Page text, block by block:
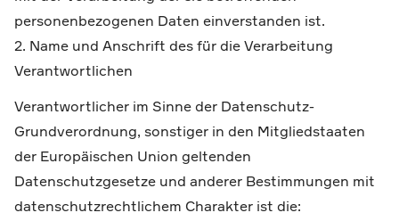
personenbezogenen Daten einverstanden ist.
2. Name und Anschrift des für die Verarbeitung
Verantwortlichen
Verantwortlicher im Sinne der Datenschutz-
Grundverordnung, sonstiger in den Mitgliedstaaten
der Europäischen Union geltenden
Datenschutzgesetze und anderer Bestimmungen mit
datenschutzrechtlichem Charakter ist die: